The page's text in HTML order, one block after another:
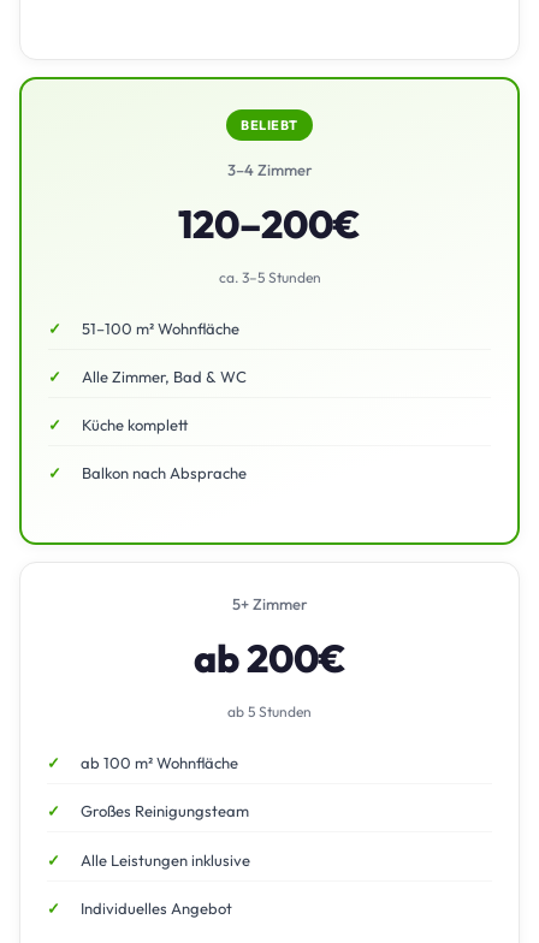
BELIEBT
3–4 Zimmer
120–200€
ca. 3–5 Stunden
51–100 m² Wohnfläche
Alle Zimmer, Bad & WC
Küche komplett
Balkon nach Absprache
5+ Zimmer
ab 200€
ab 5 Stunden
ab 100 m² Wohnfläche
Großes Reinigungsteam
Alle Leistungen inklusive
Individuelles Angebot